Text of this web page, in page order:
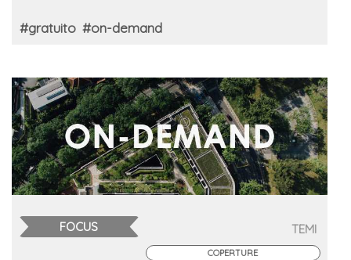
#gratuito #on-demand
FOCUS TEMI
COPERTURE